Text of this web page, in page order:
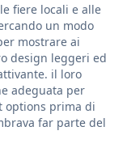
fiere locali e alle
un modo
mostrare ai
design leggeri ed
il loro
adeguata per
options prima di
far parte del